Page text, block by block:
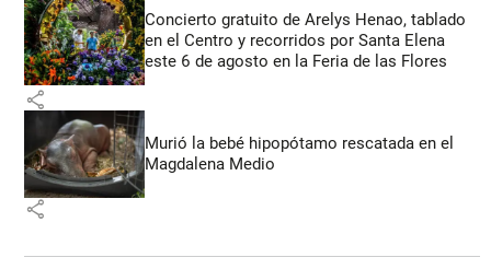
Concierto gratuito de Arelys Henao, tablado
en el Centro y recorridos por Santa Elena
este 6 de agosto en la Feria de las Flores
share
Murió la bebé hipopótamo rescatada en el
Magdalena Medio
share